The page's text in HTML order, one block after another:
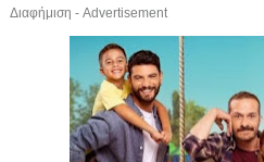
Διαφήμιση - Advertisement